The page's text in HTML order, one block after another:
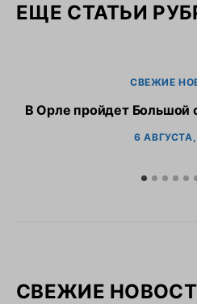
ЕЩЕ СТАТЬИ
СВЕЖИЕ
В Орле пройдет Большой
6
СВЕЖИЕ